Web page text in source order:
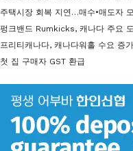
주택시장 회복 지연…매수•매도자
펑크밴드 Rumkicks, 캐나다 주요
프리티캐나다, 캐나다워홀 수요 증
첫 집 구매자 GST 환급